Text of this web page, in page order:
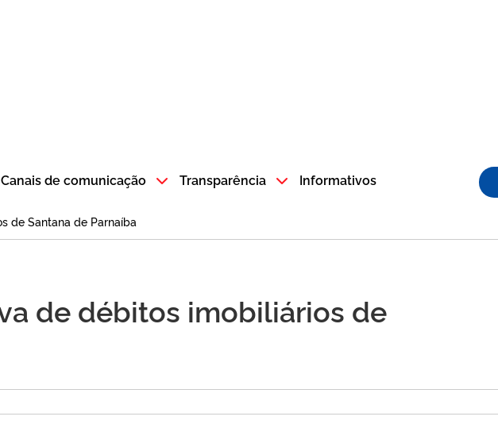
SP GOV BR direciona para a página inicial
Canais de comunicação Transparência Informativos
de Santana de Parnaíba
de débitos imobiliários de